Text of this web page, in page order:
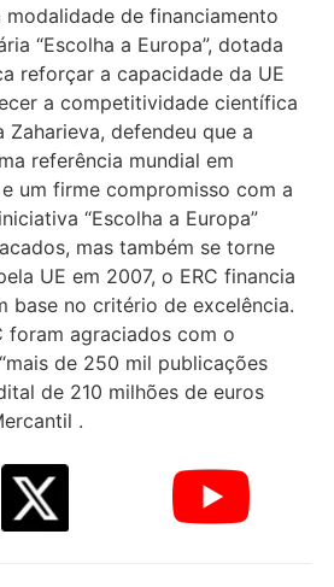
de financiamento
“Escolha a Europa”, dotada
reforçar a capacidade da UE
a competitividade científica
defendeu que a
referência mundial em
um firme compromisso com a
“Escolha a Europa”
mas também se torne
UE em 2007, o ERC financia
base no critério de excelência.
foram agraciados com o
de 250 mil publicações
de 210 milhões de euros
.